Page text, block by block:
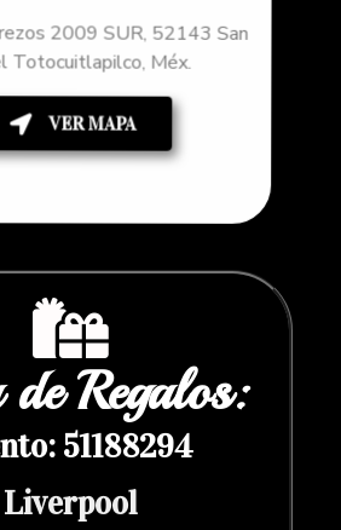
2009 SUR, 52143 San
Totocuitlapilco, Méx.
VER MAPA
Regalos:
51188294
Liverpool